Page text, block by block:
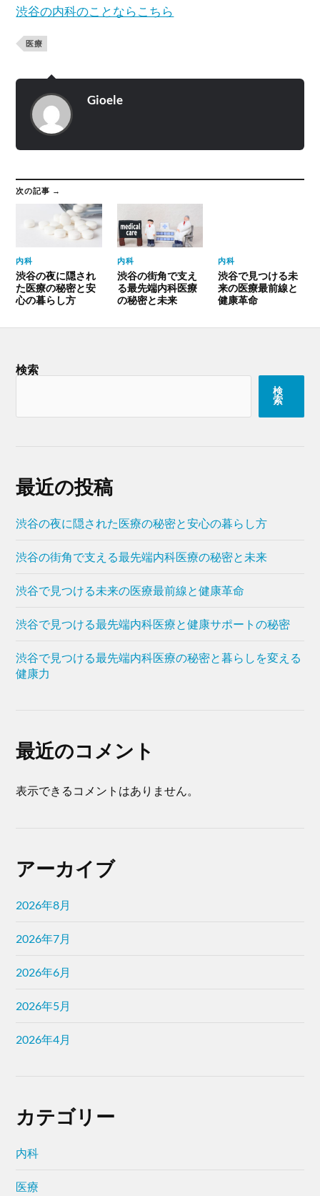
渋谷の内科のことならこちら
医療
Gioele
次の記事 →
内科
渋谷の夜に隠され
た医療の秘密と安
心の暮らし方
内科
渋谷の街角で支え
る最先端内科医療
の秘密と未来
内科
渋谷で見つける未
来の医療最前線と
健康革命
検索
検
索
最近の投稿
渋谷の夜に隠された医療の秘密と安心の暮らし方
渋谷の街角で支える最先端内科医療の秘密と未来
渋谷で見つける未来の医療最前線と健康革命
渋谷で見つける最先端内科医療と健康サポートの秘密
渋谷で見つける最先端内科医療の秘密と暮らしを変える
健康力
最近のコメント
表示できるコメントはありません。
アーカイブ
2026年8月
2026年7月
2026年6月
2026年5月
2026年4月
カテゴリー
内科
医療